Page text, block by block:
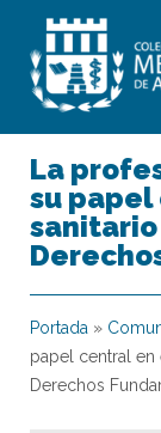
La
su
Portada »
papel central en
Derechos